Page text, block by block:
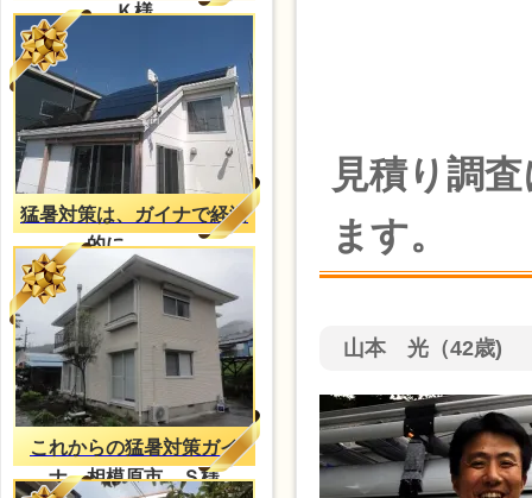
Ｋ様
猛暑対策は、ガイナで経済
的に。。。
これからの猛暑対策ガイ
ナ 相模原市 Ｓ様
見積り調
ます。
山本 光（42歳)